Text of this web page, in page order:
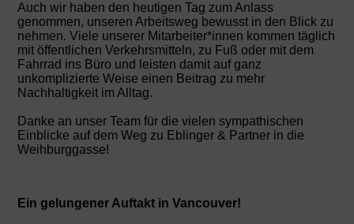
Auch wir haben den heutigen Tag zum Anlass
genommen, unseren Arbeitsweg bewusst in den Blick zu
nehmen. Viele unserer Mitarbeiter*innen kommen täglich
mit öffentlichen Verkehrsmitteln, zu Fuß oder mit dem
Fahrrad ins Büro und leisten damit auf ganz
unkomplizierte Weise einen Beitrag zu mehr
Nachhaltigkeit im Alltag.
Danke an unser Team für die vielen sympathischen
Einblicke auf dem Weg zu Eblinger & Partner in die
Weihburggasse!
Ein gelungener Auftakt in Vancouver!